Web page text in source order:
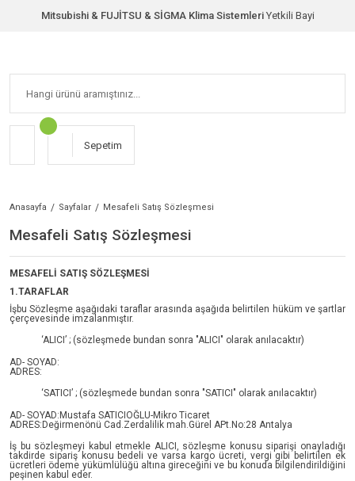
Mitsubishi & FUJİTSU & SİGMA Klima Sistemleri Yetkili Bayi
Sepetim
Anasayfa Sayfalar Mesafeli Satış Sözleşmesi
Mesafeli Satış Sözleşmesi
MESAFELİ SATIŞ SÖZLEŞMESİ
1.TARAFLAR
İşbu Sözleşme aşağıdaki taraflar arasında aşağıda belirtilen hüküm ve şartlar
çerçevesinde imzalanmıştır.
‘ALICI’ ; (sözleşmede bundan sonra "ALICI" olarak anılacaktır)
AD- SOYAD:
ADRES:
‘SATICI’ ; (sözleşmede bundan sonra "SATICI" olarak anılacaktır)
AD- SOYAD:Mustafa SATICIOĞLU-Mikro Ticaret
ADRES:Değirmenönü Cad.Zerdalilik mah.Gürel APt.No:28 Antalya
İş bu sözleşmeyi kabul etmekle ALICI, sözleşme konusu siparişi onayladığı
takdirde sipariş konusu bedeli ve varsa kargo ücreti, vergi gibi belirtilen ek
ücretleri ödeme yükümlülüğü altına gireceğini ve bu konuda bilgilendirildiğini
peşinen kabul eder.